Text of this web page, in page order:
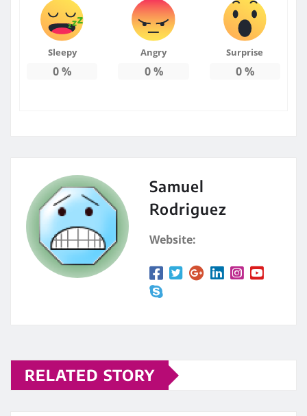
Sleepy
0%
Angry
0%
Surprise
0%
Samuel
Rodriguez
Website:
RELATED STORY